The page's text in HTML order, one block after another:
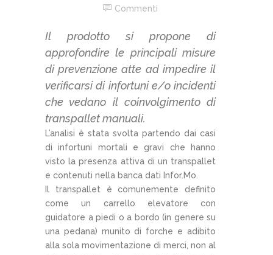
Commenti
Il prodotto si propone di
approfondire le principali misure
di prevenzione atte ad impedire il
verificarsi di infortuni e/o incidenti
che vedano il coinvolgimento di
transpallet manuali.
L’analisi è stata svolta partendo dai casi
di infortuni mortali e gravi che hanno
visto la presenza attiva di un transpallet
e contenuti nella banca dati Infor.Mo.
Il transpallet è comunemente definito
come un carrello elevatore con
guidatore a piedi o a bordo (in genere su
una pedana) munito di forche e adibito
alla sola movimentazione di merci, non al